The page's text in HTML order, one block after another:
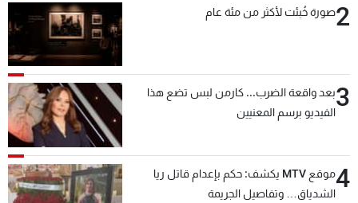
2صورة خُبئت لأكثر من مئة عام
3بعد واقعة الضرب... كارمن لبس تضع هذا
الفيديو برسم المعنيين
4
موقع MTV يكشف: حكم بإعدام قاتل ريا
الشدياق… وتفاصيل الجريمة